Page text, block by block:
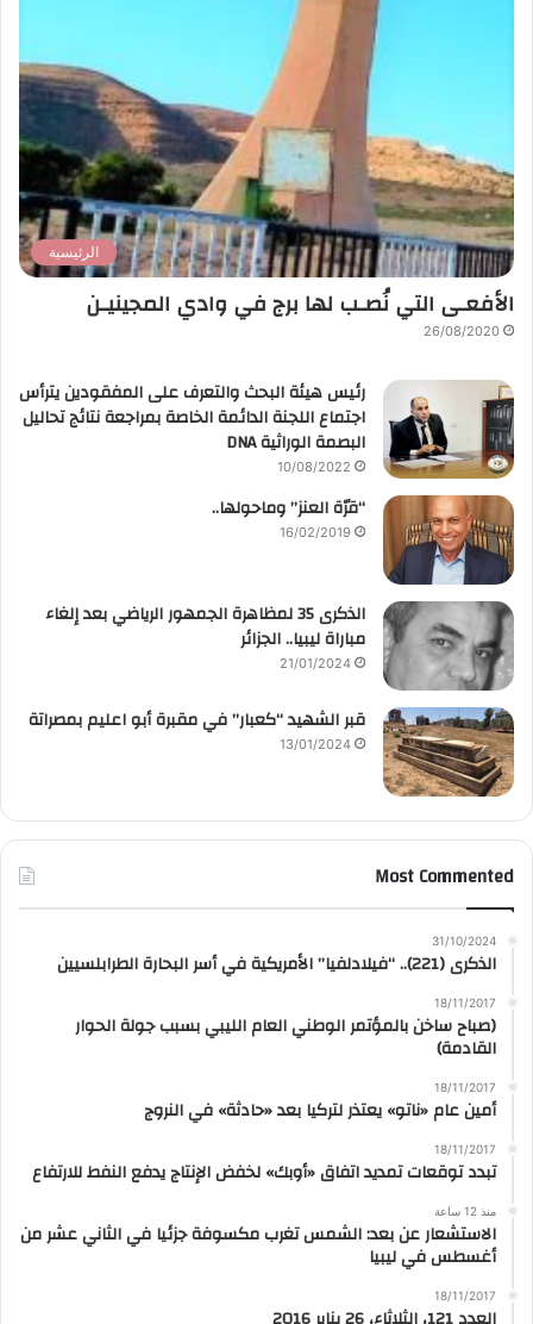
الرئيسية
الأفعـى التي نُصـب لها برج في وادي المجينيـن
26/08/2020
رئيس هيئة البحث والتعرف على المفقودين يترأس
اجتماع اللجنة الدائمة الخاصة بمراجعة نتائج تحاليل
البصمة الوراثية DNA
10/08/2022
“قرّة العنز” وماحولها..
16/02/2019
الذكرى 35 لمظاهرة الجمهور الرياضي بعد إلغاء
مباراة ليبيا.. الجزائر
21/01/2024
قبر الشهيد “كعبار” في مقبرة أبو اعليم بمصراتة
13/01/2024
Most Commented
31/10/2024
الذكرى (221).. “فيلادلفيا” الأمريكية في أسر البحارة الطرابلسيين
18/11/2017
(صباح ساخن بالمؤتمر الوطني العام الليبي بسبب جولة الحوار
القادمة)
18/11/2017
أمين عام «ناتو» يعتذر لتركيا بعد «حادثة» في النروج
18/11/2017
تبدد توقعات تمديد اتفاق «أوبك» لخفض الإنتاج يدفع النفط للارتفاع
منذ 12 ساعة
الاستشعار عن بعد: الشمس تغرب مكسوفة جزئيا في الثاني عشر من
أغسطس في ليبيا
18/11/2017